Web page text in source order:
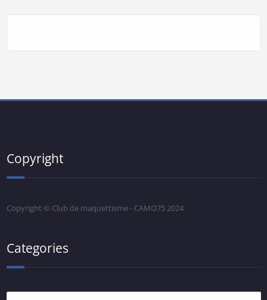
Copyright
Copyright © Club de maquettisme - CAMO75 2024
Categories